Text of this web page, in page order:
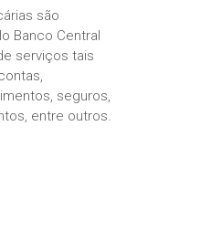
são
Banco Central
serviços tais
seguros,
entre outros.